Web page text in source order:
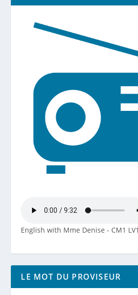
English with Mme Denise - CM1
LE MOT DU PROVISEUR